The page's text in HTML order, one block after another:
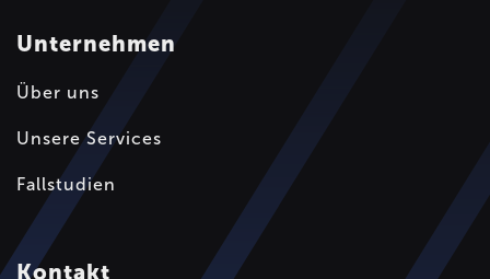
Unternehmen
Über uns
Unsere Services
Fallstudien
Kontakt